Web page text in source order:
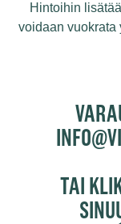
Hintoihin
voidaan vuokrata
TAI